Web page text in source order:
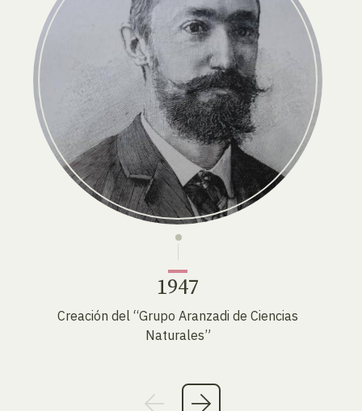
1947
Creación del “Grupo Aranzadi de Ciencias
Naturales”